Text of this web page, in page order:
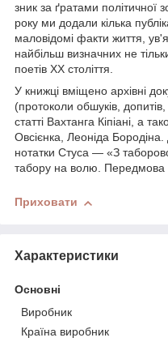
зник за ґратами політичної
року ми додали кілька
маловідомі факти життя,
найбільш визначних не
поетів ХХ століття.
У книжці вміщено архівні
(протоколи обшуків, допитів,
статті Вахтанга Кіпіані, а
Овсієнка, Леоніда
нотатки Стуса — «З
табору на волю. Передмова
Приховати
Характеристики
Основні
Виробник
Країна виробник